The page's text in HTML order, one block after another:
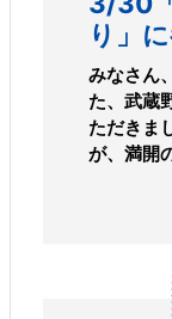
り」
みなさん
た、武蔵
ただきま
が、満開